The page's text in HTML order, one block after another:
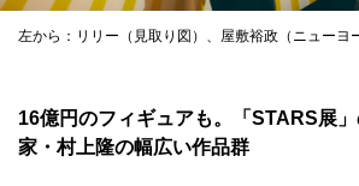
左から：リリー（見取り図）、屋敷裕政（ニューヨ
16億円のフィギュアも。「STARS展
家・村上隆の幅広い作品群